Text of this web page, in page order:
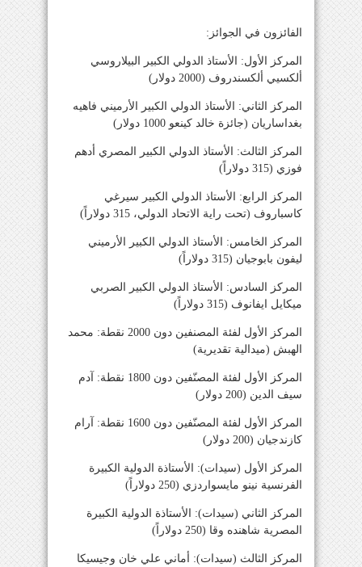
الفائزون في الجوائز:
المركز الأول: الأستاذ الدولي الكبير البيلاروسي
ألكسيي ألكسندروف (2000 دولار)
المركز الثاني: الأستاذ الدولي الكبير الأرميني فاهيه
بغداساريان (جائزة خالد كينعو 1000 دولار)
المركز الثالث: الأستاذ الدولي الكبير المصري أدهم
فوزي (315 دولاراً)
المركز الرابع: الأستاذ الدولي الكبير سيرغي
كاسباروف (تحت راية الاتحاد الدولي، 315 دولاراً)
المركز الخامس: الأستاذ الدولي الكبير الأرميني
ليفون بابوجيان (315 دولاراً)
المركز السادس: الأستاذ الدولي الكبير الصربي
ميكايل ايفانوف (315 دولاراً)
المركز الأول لفئة المصنفين دون 2000 نقطة: محمد
الهبش (ميدالية تقديرية)
المركز الأول لفئة المصنّفين دون 1800 نقطة: آدم
سيف الدين (200 دولار)
المركز الأول لفئة المصنّفين دون 1600 نقطة: آرام
كازندجيان (200 دولار)
المركز الأول (سيدات): الأستاذة الدولية الكبيرة
الفرنسية نينو مايسواردزي (250 دولاراً)
المركز الثاني (سيدات): الأستاذة الدولية الكبيرة
المصرية شاهنده وقا (250 دولاراً)
المركز الثالث (سيدات): أماني علي خان وجيسيكا